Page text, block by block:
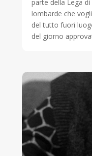
parte della Lega
lombarde che
del tutto fuori
del giorno